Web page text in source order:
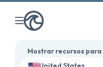
Mostrar recursos para